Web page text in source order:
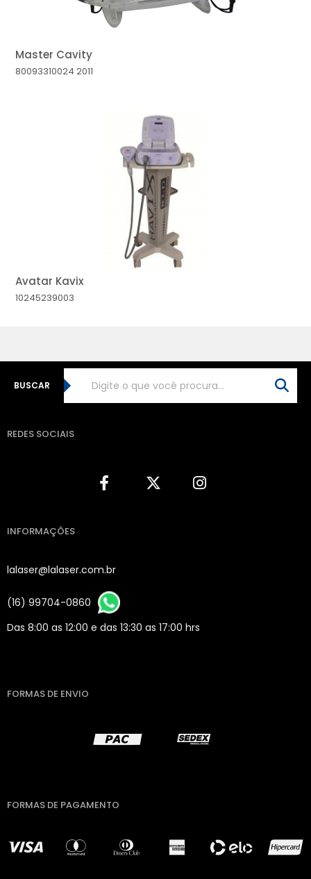
Master Cavity
80093310024 2011
Avatar Kavix
10245239003
BUSCAR
REDES SOCIAIS
INFORMAÇÕES
lalaser@lalaser.com.br
(16) 99704-0860
Das 8:00 as 12:00 e das 13:30 as 17:00 hrs
FORMAS DE ENVIO
FORMAS DE PAGAMENTO